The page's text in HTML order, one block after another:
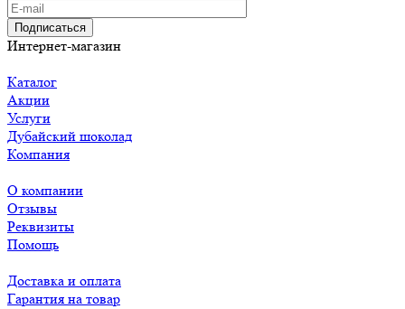
Подписаться
Интернет-магазин
Каталог
Акции
Услуги
Дубайский шоколад
Компания
О компании
Отзывы
Реквизиты
Помощь
Доставка и оплата
Гарантия на товар